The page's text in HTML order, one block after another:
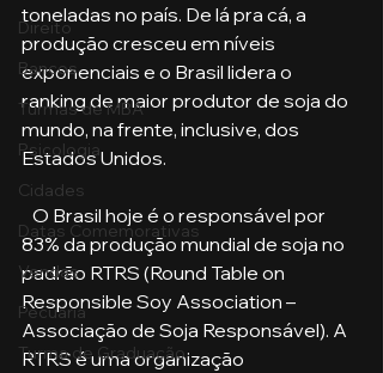
Direito
Bancos
Turmas de MBA
Psicologia
Cidades
Datas Comemorativas
Vendas
Pecuária
Turma de Graduação
toneladas no país. De lá pra cá, a
produção cresceu em níveis
exponenciais e o Brasil lidera o
ranking de maior produtor de soja do
mundo, na frente, inclusive, dos
Estados Unidos.
83% da produção mundial de soja no
padrão RTRS (Round Table on
Responsible Soy Association –
Associação de Soja Responsável). A
RTRS é uma organização